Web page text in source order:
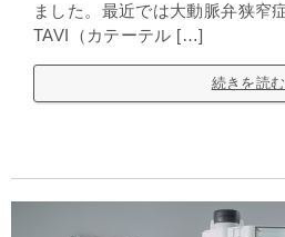
ました。最近では大動脈弁狭窄
TAVI（カテーテル […]
続きを読む